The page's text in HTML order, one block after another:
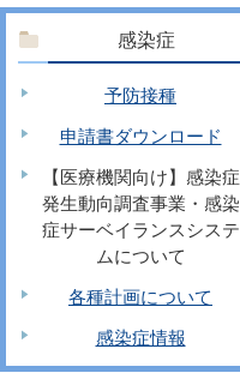
感染症
予防接種
申請書ダウンロード
【医療機関向け】感染症
発生動向調査事業・感染
症サーベイランスシステ
ムについて
各種計画について
感染症情報